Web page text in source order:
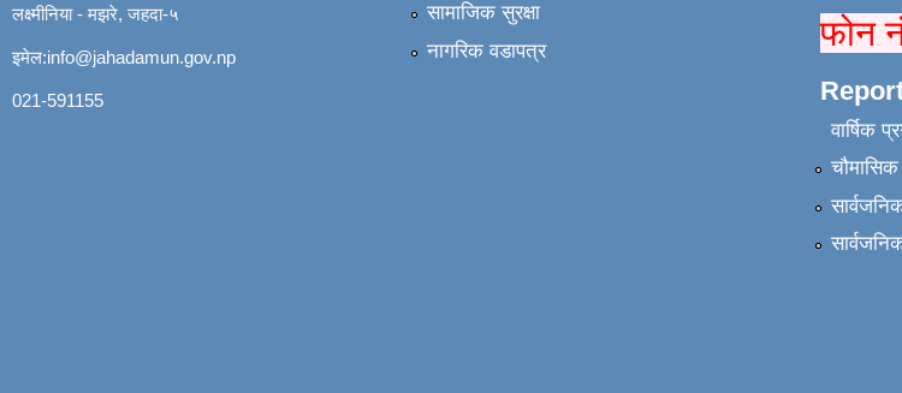
लक्ष्मीनिया - मझरे, जहदा-५
इमेल:info@jahadamun.gov.np
021-591155
सामाजिक सुरक्षा
नागरिक वडापत्र
फोन
वार्षिक